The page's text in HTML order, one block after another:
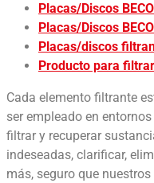
Placas/Discos
Placas/Discos
Placas/discos
Producto para filtrar
Cada elemento filtrante
ser empleado en
filtrar y recuperar
indeseadas, clarificar,
más, seguro que